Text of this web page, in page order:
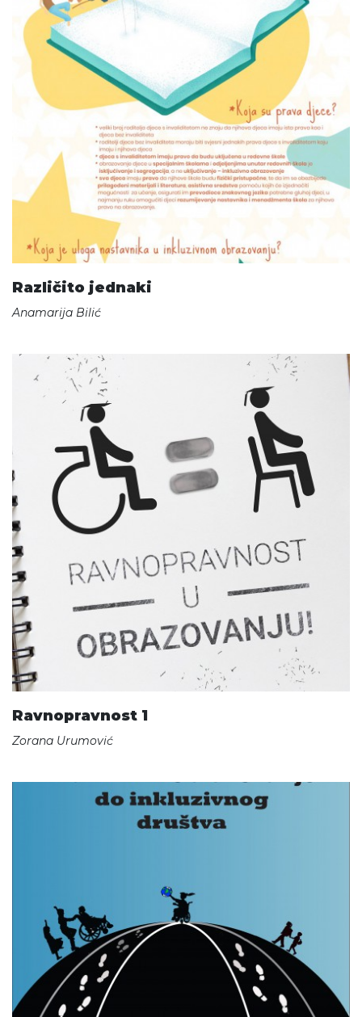
Različito jednaki
Anamarija Bilić
Ravnopravnost 1
Zorana Urumović